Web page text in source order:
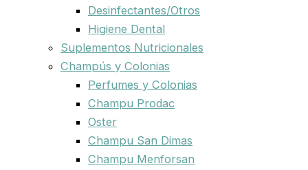
Desinfectantes/Otros
Higiene Dental
Suplementos Nutricionales
Champús y Colonias
Perfumes y Colonias
Champu Prodac
Oster
Champu San Dimas
Champu Menforsan